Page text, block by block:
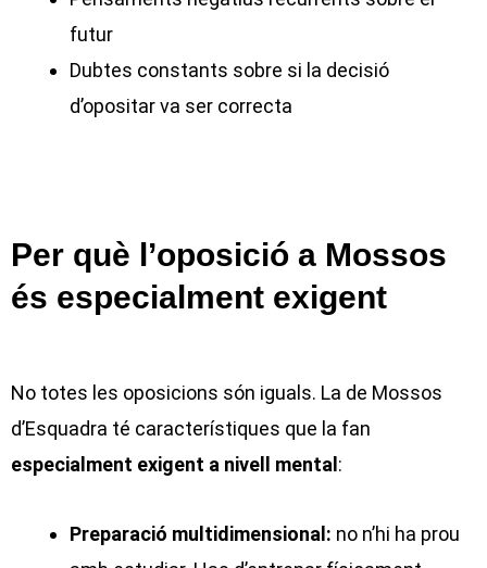
futur
Dubtes constants sobre si la decisió
d’opositar va ser correcta
Per què l’oposició a Mossos
és especialment exigent
No totes les oposicions són iguals. La de Mossos
d’Esquadra té característiques que la fan
especialment exigent a nivell mental :
Preparació multidimensional: no n’hi ha prou